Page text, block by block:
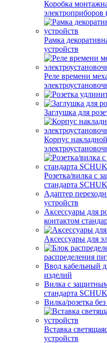
Коробка
электроприборов
Рамка
устройств
Реле времени
Заглушка для
Корпус
Розетка/вилка с
стандарта
Адаптер
устройств
Аксессуары для
контактом
Аксессуары для
распределения
Ввод кабельный
изделий
Вилка с
стандарта
Вилка/розетка
Вставка
устройств